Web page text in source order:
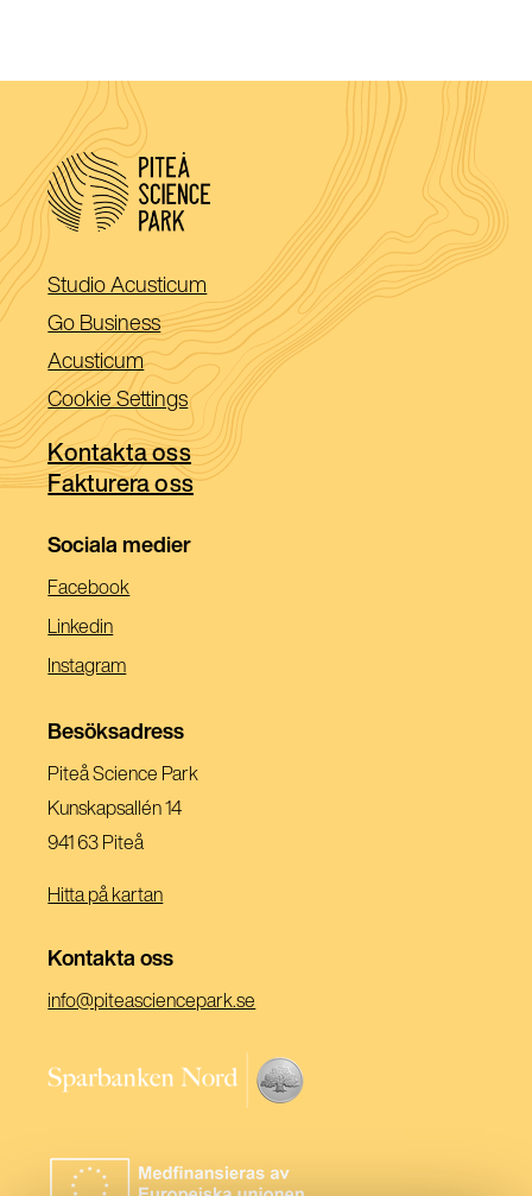
Studio Acusticum (Öppnas
i
ett
nytt
fönster)
Go Business(Öppnas
i
ett
nytt
fönster)
Acusticum(Öppnas
i
ett
nytt
fönster)
Cookie Settings
Kontakta oss
Fakturera oss
Sociala medier
Facebook(Öppnas
Linkedin(Öppnas
Nytt
Instagram(Öppnas
Ett
Besöksadress
Piteå Science Park
Kunskapsallén 14
941 63 Piteå
Hitta på kartan
Kontakta oss
info@piteasciencepark.se
ett
nytt
(Öppnas
nytt